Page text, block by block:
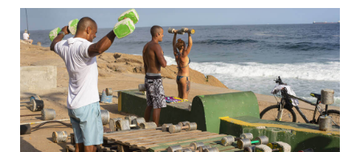
À Rio de Janeiro, les habitants adorent faire du sport sur
la plage, comme ici à Ipanema. © Marta
Nascimento/REA/Comptoir des Voyages